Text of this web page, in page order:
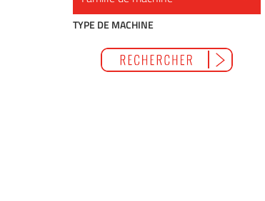
TYPE DE MACHINE